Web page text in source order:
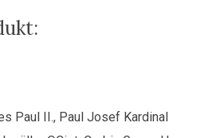
Paul II., Paul Josef Kardinal